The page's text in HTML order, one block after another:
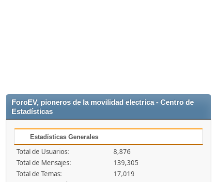
ForoEV, pioneros de la movilidad electrica - Centro de
Estadísticas
Estadísticas Generales
Total de Usuarios:
8,876
Total de Mensajes:
139,305
Total de Temas:
17,019